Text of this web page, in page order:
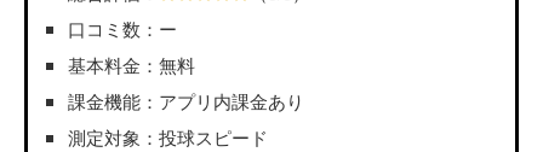
口コミ数：ー
基本料金：無料
課金機能：アプリ内課金あり
測定対象：投球スピード